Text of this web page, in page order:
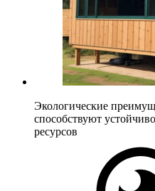
Экологические
способствуют
ресурсов